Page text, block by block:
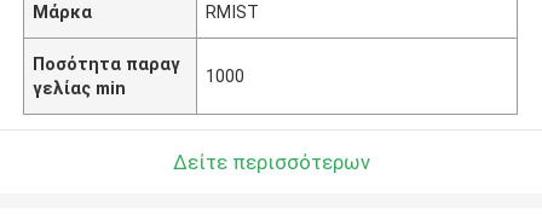
Μάρκα RMIST
Ποσότητα παραγ
γελίας min
1000
Δείτε περισσότερων